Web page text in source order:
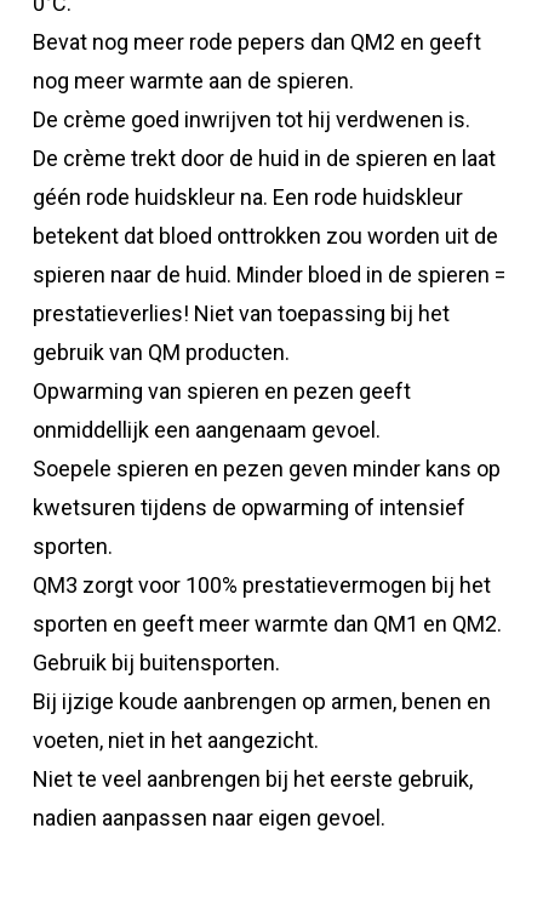
Bevat nog meer rode pepers dan QM2 en geeft
nog meer warmte aan de spieren.
De crème goed inwrijven tot hij verdwenen is.
De crème trekt door de huid in de spieren en laat
géén rode huidskleur na. Een rode huidskleur
betekent dat bloed onttrokken zou worden uit de
spieren naar de huid. Minder bloed in de spieren =
prestatieverlies! Niet van toepassing bij het
gebruik van QM producten.
Opwarming van spieren en pezen geeft
onmiddellijk een aangenaam gevoel.
Soepele spieren en pezen geven minder kans op
kwetsuren tijdens de opwarming of intensief
sporten.
QM3 zorgt voor 100% prestatievermogen bij het
sporten en geeft meer warmte dan QM1 en QM2.
Gebruik bij buitensporten.
Bij ijzige koude aanbrengen op armen, benen en
voeten, niet in het aangezicht.
Niet te veel aanbrengen bij het eerste gebruik,
nadien aanpassen naar eigen gevoel.